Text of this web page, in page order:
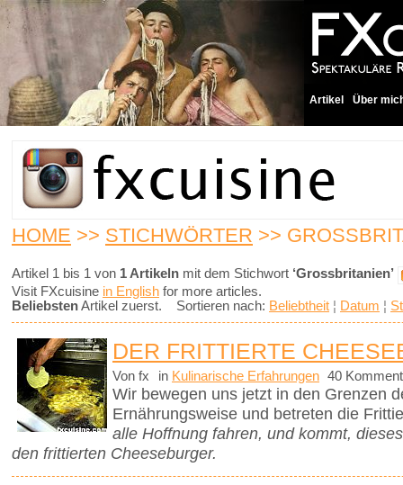
Artikel Über
HOME >> STICHWÖRTER >>
Artikel 1 bis 1 von 1 Artikeln mit dem Stichwort ‘Grossbritanien’
Visit FXcuisine in English for more articles.
BeliebstenArtikel zuerst. Sortieren nach: Beliebtheit ¦ Datum ¦
DER FRITTIERTE
Von fx in Kulinarische Erfahrungen 40
Wir bewegen uns jetzt in den Grenzen
Ernährungsweise und betreten die
alle Hoffnung fahren, und kommt,
den frittierten Cheeseburger.